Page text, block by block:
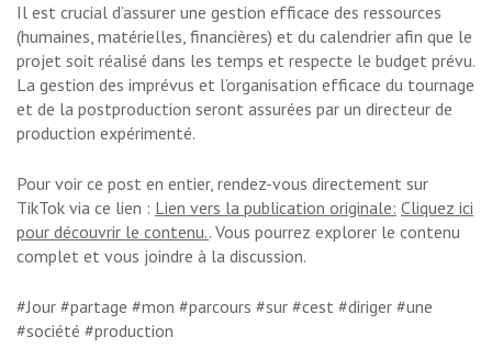
Il est crucial d’assurer une gestion efficace des ressources
(humaines, matérielles, financières) et du calendrier afin que le
projet soit réalisé dans les temps et respecte le budget prévu.
La gestion des imprévus et l’organisation efficace du tournage
et de la postproduction seront assurées par un directeur de
production expérimenté.
Pour voir ce post en entier, rendez-vous directement sur
TikTok via ce lien : Lien vers la publication originale: Cliquez ici
pour découvrir le contenu.. Vous pourrez explorer le contenu
complet et vous joindre à la discussion.
#Jour #partage #mon #parcours #sur #cest #diriger #une
#société #production